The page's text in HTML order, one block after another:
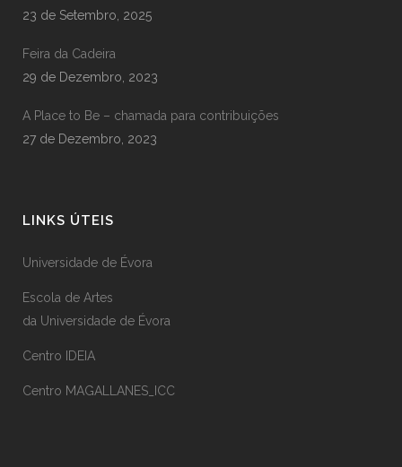
23 de Setembro, 2025
Feira da Cadeira
29 de Dezembro, 2023
A Place to Be – chamada para contribuições
27 de Dezembro, 2023
LINKS ÚTEIS
Universidade de Évora
Escola de Artes
da Universidade de Évora
Centro IDEIA
Centro MAGALLANES_ICC